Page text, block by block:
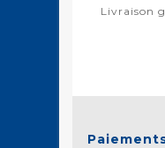
Livraison